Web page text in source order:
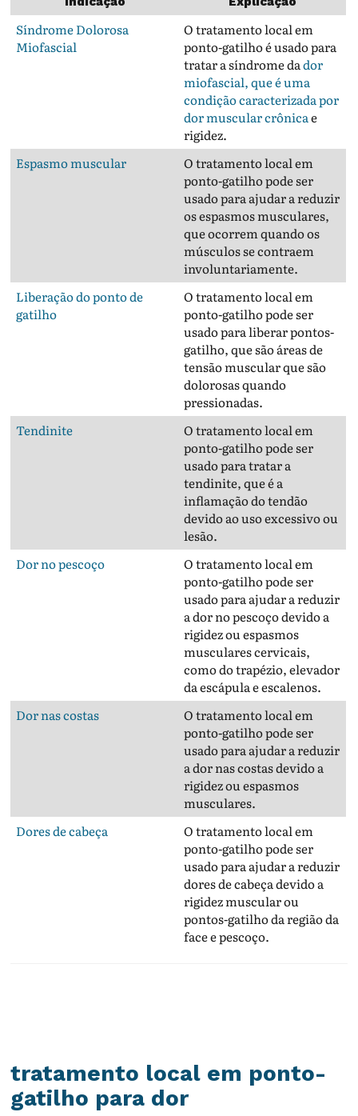
Síndrome Dolorosa
Miofascial
O tratamento local em
ponto-gatilho é usado para
tratar a síndrome dador
miofascial, que é uma
condição caracterizada por
dor muscular crônicae
rigidez.
Espasmo muscular
O tratamento local em
ponto-gatilho pode ser
usado para ajudar a reduzir
os espasmos musculares,
que ocorrem quando os
músculos se contraem
involuntariamente.
Liberação do ponto de
gatilho
O tratamento local em
ponto-gatilho pode ser
usado para liberar pontos-
gatilho, que são áreas de
tensão muscular que são
dolorosas quando
pressionadas.
Tendinite
O tratamento local em
ponto-gatilho pode ser
usado para tratar a
tendinite, que é a
inflamação do tendão
devido ao uso excessivo ou
lesão.
Dor no pescoço
O tratamento local em
ponto-gatilho pode ser
usado para ajudar a reduzir
a dor no pescoço devido a
rigidez ou espasmos
musculares cervicais,
como do trapézio, elevador
da escápula e escalenos.
Dor nas costas
O tratamento local em
ponto-gatilho pode ser
usado para ajudar a reduzir
a dor nas costas devido a
rigidez ou espasmos
musculares.
Dores de cabeça
O tratamento local em
ponto-gatilho pode ser
usado para ajudar a reduzir
dores de cabeça devido a
rigidez muscular ou
pontos-gatilho da região da
face e pescoço.
tratamento local em ponto-
gatilho para dor